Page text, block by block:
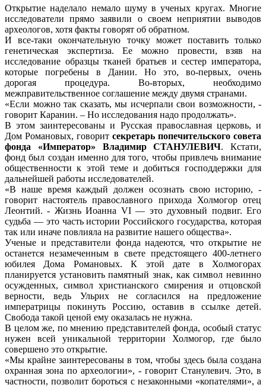
Открытие наделало немало шуму в ученых кругах. Многие
исследователи прямо заявили о своем неприятии выводов
археологов, хотя факты говорят об обратном.
И все-таки окончательную точку может поставить только
генетическая экспертиза. Ее можно провести, взяв на
исследование образцы тканей братьев и сестер императора,
которые погребены в Дании. Но это, во-первых, очень
дорогая процедура. Во-вторых, необходимо
межправительственное соглашение между двумя странами.
«Если можно так сказать, мы исчерпали свои возможности, -
говорит Каранин. – Но исследования надо продолжать».
В этом заинтересованы и Русская православная церковь, и
Дом Романовых, говорит секретарь попечительского совета
фонда «Император» Владимир СТАНУЛЕВИЧ. Кстати,
фонд был создан именно для того, чтобы привлечь внимание
общественности к этой теме и добиться господдержки для
дальнейшей работы исследователей.
«В наше время каждый должен осознать свою историю, -
говорит настоятель православного прихода Холмогор отец
Леонтий. - Жизнь Иоанна VI — это духовный подвиг. Его
судьба — это часть истории Российского государства, которая
так или иначе повлияла на развитие нашего общества».
Ученые и представители фонда надеются, что открытие не
останется незамеченным в свете предстоящего 400-летнего
юбилея Дома Романовых. К этой дате в Холмогорах
планируется установить памятный знак, как символ невинно
осужденных, символ христианского смирения и отцовской
верности, ведь Ульрих не согласился на предложение
императрицы покинуть Россию, оставив в ссылке детей.
Свобода такой ценой ему оказалась не нужна.
В целом же, по мнению представителей фонда, особый статус
нужен всей уникальной территории Холмогор, где было
совершено это открытие.
«Мы крайне заинтересованы в том, чтобы здесь была создана
охранная зона по археологии», - говорит Станулевич. Это, в
частности, позволит бороться с незаконными «копателями», а